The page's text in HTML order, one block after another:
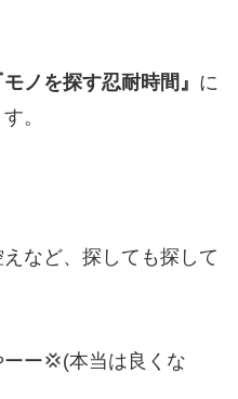
モノを探す忍耐時間』 に
。
など、探しても探して
ーー💢(本当は良くな